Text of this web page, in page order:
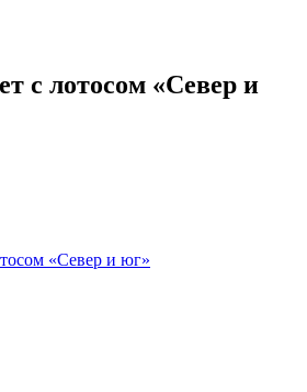
с лотосом «Север и